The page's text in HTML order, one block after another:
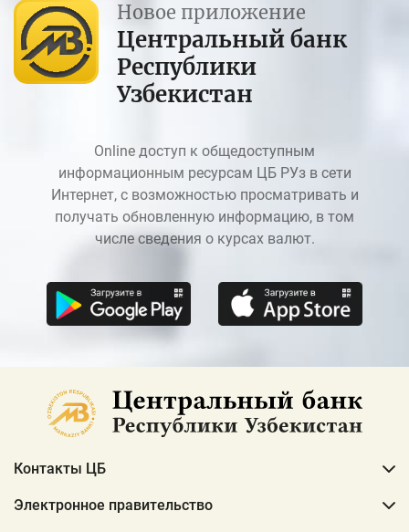
Новое приложение
Центральный банк
Республики
Узбекистан
Online доступ к общедоступным
информационным ресурсам ЦБ РУз в сети
Интернет, с возможностью просматривать и
получать обновленную информацию, в том
числе сведения о курсах валют.
Контакты ЦБ
Электронное правительство